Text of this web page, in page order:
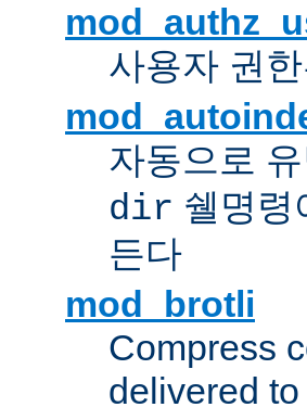
사용자 권
자동으로
dir 쉘명령
든다
mod_brotli
Compress
delivered